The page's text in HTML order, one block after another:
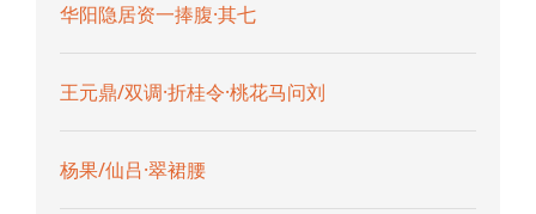
华阳隐居资一捧腹·其七
王元鼎/双调·折桂令·桃花马问刘
杨果/仙吕·翠裙腰